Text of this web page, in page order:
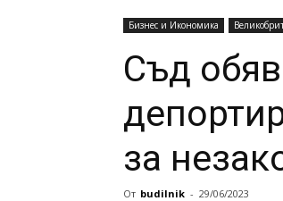
Бизнес и Икономика
Съд
за
От budilnik - 29/06/2023